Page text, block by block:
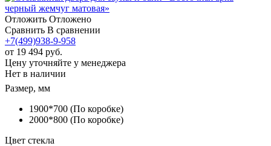
Отложить Отложено
Сравнить В сравнении
+7(499)938-9-958
от 19 494 руб.
Цену уточняйте у менеджера
Нет в наличии
Размер, мм
1900*700 (По коробке)
2000*800 (По коробке)
Цвет стекла